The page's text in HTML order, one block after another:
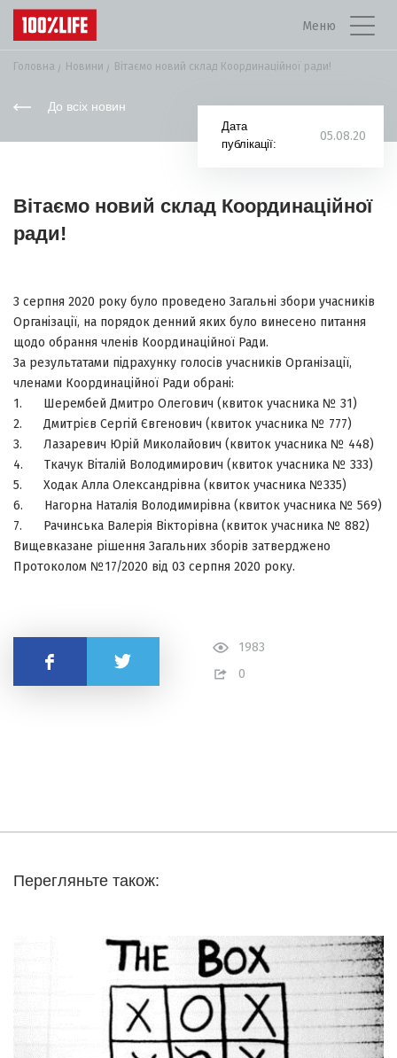
Меню
Головна Новини Вітаємо новий склад Координаційної ради!
До всіх новин
Дата
публікації:
05.08.20
Вітаємо новий склад Координаційної
ради!
3 серпня 2020 року було проведено Загальні збори учасників
Організації, на порядок денний яких було винесено питання
щодо обрання членів Координаційної Ради.
За результатами підрахунку голосів учасників Організації,
членами Координаційної Ради обрані:
1. Шерембей Дмитро Олегович (квиток учасника № 31)
2. Дмитрієв Сергій Євгенович (квиток учасника № 777)
3. Лазаревич Юрій Миколайович (квиток учасника № 448)
4. Ткачук Віталій Володимирович (квиток учасника № 333)
5. Ходак Алла Олександрівна (квиток учасника №335)
6. Нагорна Наталія Володимирівна (квиток учасника № 569)
7. Рачинська Валерія Вікторівна (квиток учасника № 882)
Вищевказане рішення Загальних зборів затверджено
Протоколом №17/2020 від 03 серпня 2020 року.
1983
0
Поділитись
Перегляньте також: